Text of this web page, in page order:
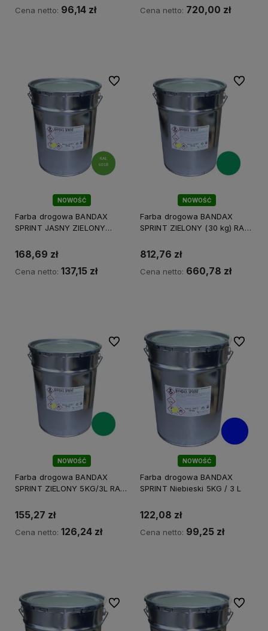
Cena netto: 96,14 zł Cena netto: 720,00 zł
NOWOŚĆ
Farba drogowa BANDAX
SPRINT JASNY ZIELONY
168,69 zł
Cena netto: 137,15 zł
Do ulubionych
NOWOŚĆ
Farba drogowa BANDAX
SPRINT ZIELONY (30 kg) RAL
812,76 zł
Cena netto: 660,78 zł
Do
NOWOŚĆ
Farba drogowa BANDAX
SPRINT ZIELONY 5KG/3L RAL
155,27 zł
Cena netto: 126,24 zł
Do ulubionych
NOWOŚĆ
Farba drogowa BANDAX
SPRINT Niebieski 5KG / 3 L
122,08 zł
Cena netto: 99,25 zł
Do
Do ulubionych Do